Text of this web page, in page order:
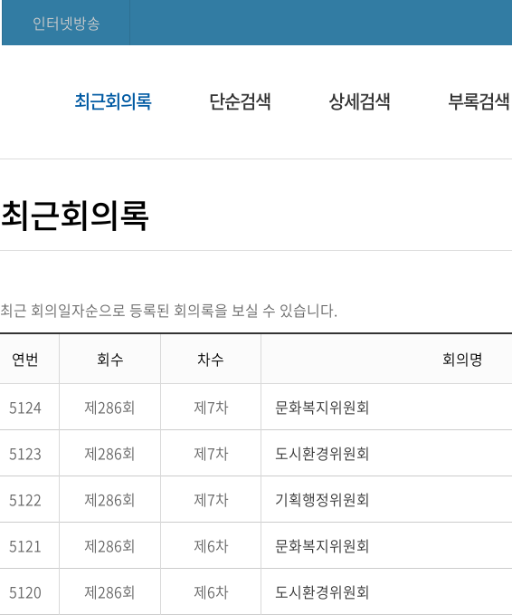
인터넷방송
최근회의록 단순검색 상세검색 부록검색
최근회의록
최근 회의일자순으로 등록된 회의록을 보실 수 있습니다.
연번 회수 차수 회의명
5124 제286회 제7차 문화복지위원회
5123 제286회 제7차 도시환경위원회
5122 제286회 제7차 기획행정위원회
5121 제286회 제6차 문화복지위원회
5120 제286회 제6차 도시환경위원회